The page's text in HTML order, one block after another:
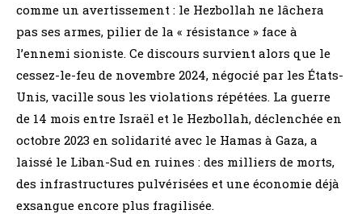
comme un avertissement : le Hezbollah ne lâchera
pas ses armes, pilier de la « résistance » face à
l’ennemi sioniste. Ce discours survient alors que le
cessez-le-feu de novembre 2024, négocié par les États-
Unis, vacille sous les violations répétées. La guerre
de 14 mois entre Israël et le Hezbollah, déclenchée en
octobre 2023 en solidarité avec le Hamas à Gaza, a
laissé le Liban-Sud en ruines : des milliers de morts,
des infrastructures pulvérisées et une économie déjà
exsangue encore plus fragilisée.